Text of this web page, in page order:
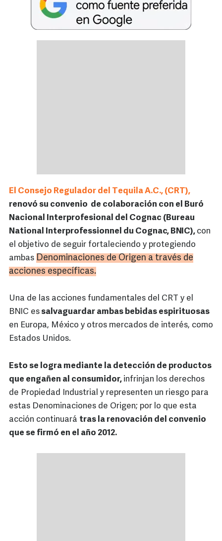
El Consejo Regulador del Tequila A.C., (CRT),
renovó su convenio de colaboración con el Buró
Nacional Interprofesional del Cognac (Bureau
National Interprofessionnel du Cognac, BNIC), con
el objetivo de seguir fortaleciendo y protegiendo
ambas Denominaciones de Origen a través de
acciones específicas.
Una de las acciones fundamentales del CRT y el
BNIC essalvaguardar ambas bebidas espirituosas
en Europa, México y otros mercados de interés, como
Estados Unidos.
Esto se logra mediante la detección de productos
que engañen al consumidor, infrinjan los derechos
de Propiedad Industrial y representen un riesgo para
estas Denominaciones de Origen; por lo que esta
acción continuará tras la renovación del convenio
que se firmó en el año 2012.